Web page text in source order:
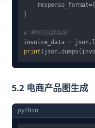
    response_format={
)
# 解析JSON响应
invoice_data =
print
5.2 电商产品图生成
python